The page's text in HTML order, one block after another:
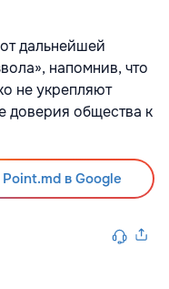
дальнейшей
напомнив, что
не укрепляют
доверия общества к
в Google